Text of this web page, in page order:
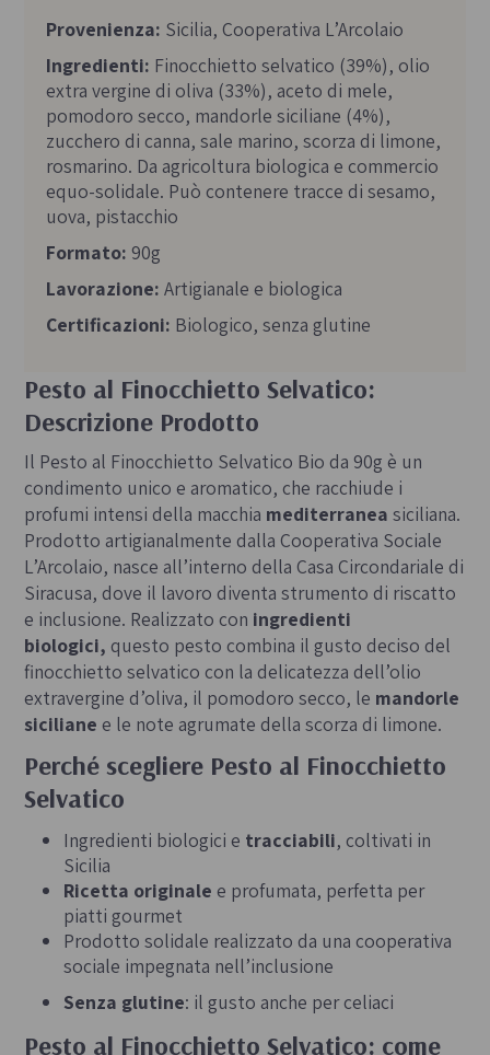
Pesto al Finocchietto Selvatico:
Descrizione Prodotto
Il Pesto al Finocchietto Selvatico Bio da 90g è un
condimento unico e aromatico, che racchiude i
profumi intensi della macchia mediterranea siciliana.
Prodotto artigianalmente dalla Cooperativa Sociale
L’Arcolaio, nasce all’interno della Casa Circondariale di
Siracusa, dove il lavoro diventa strumento di riscatto
e inclusione. Realizzato con ingredienti
biologici,questo pesto combina il gusto deciso del
finocchietto selvatico con la delicatezza dell’olio
extravergine d’oliva, il pomodoro secco, le mandorle
siciliane e le note agrumate della scorza di limone.
Perché scegliere Pesto al Finocchietto
Selvatico
Ingredienti biologici e tracciabili, coltivati in
Sicilia
Ricetta originale e profumata, perfetta per
piatti gourmet
Prodotto solidale realizzato da una cooperativa
sociale impegnata nell’inclusione
Senza glutine: il gusto anche per celiaci
Pesto al Finocchietto Selvatico: come
Provenienza: Sicilia, Cooperativa L’Arcolaio
Ingredienti: Finocchietto selvatico (39%), olio
extra vergine di oliva (33%), aceto di mele,
pomodoro secco, mandorle siciliane (4%),
zucchero di canna, sale marino, scorza di limone,
rosmarino. Da agricoltura biologica e commercio
equo-solidale. Può contenere tracce di sesamo,
uova, pistacchio
Formato: 90g
Lavorazione: Artigianale e biologica
Certificazioni: Biologico, senza glutine